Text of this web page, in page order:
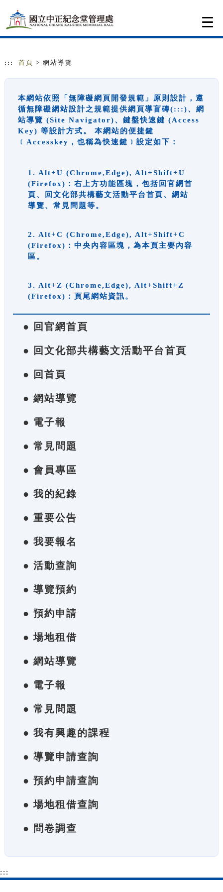
::: 首頁 > 網站導覽
本網站依照「無障礙網頁開發規範」原則設計，遵
循無障礙網站設計之規範提供網頁導盲磚(:::)、網
站導覽 (Site Navigator)、鍵盤快速鍵 (Access
Key) 等設計方式。 本網站的便捷鍵
﹝Accesskey，也稱為快速鍵﹞設定如下：
1. Alt+U (Chrome,Edge), Alt+Shift+U
(Firefox)：右上方功能區塊，包括回官網首
頁、回文化部共構藝文活動平台首頁、網站
導覽、常見問題等。
2. Alt+C (Chrome,Edge), Alt+Shift+C
(Firefox)：中央內容區塊，為本頁主要內容
區。
3. Alt+Z (Chrome,Edge), Alt+Shift+Z
(Firefox)：頁尾網站資訊。
● 回官網首頁
● 回文化部共構藝文活動平台首頁
● 回首頁
● 網站導覽
● 電子報
● 常見問題
● 會員專區
● 我的紀錄
● 重要公告
● 我要報名
● 活動查詢
● 導覽預約
● 預約申請
● 場地租借
● 網站導覽
● 電子報
● 常見問題
● 我有興趣的課程
● 導覽申請查詢
● 預約申請查詢
● 場地租借查詢
● 問卷調查
:::